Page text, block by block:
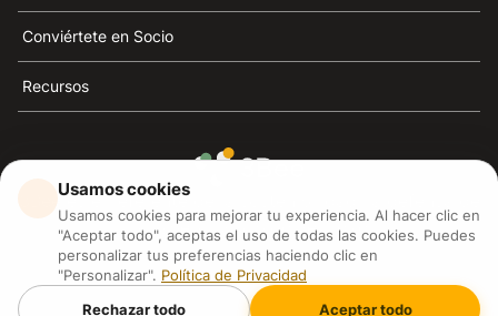
Conviértete en Socio
Recursos
3Bee es el referente de la sostenibilidad, la defensa de
las abejas y la biodiversidad
3Bee S.R.L Via Pastrengo 14, 20159, Milano (MI)
P.IVA: IT09711590969
3Bee GmbHSede legale: Oranienburger Straße 23, 10178
Usamos cookies
Usamos cookies para mejorar tu experiencia. Al hacer clic en
"Aceptar todo", aceptas el uso de todas las cookies. Puedes
personalizar tus preferencias haciendo clic en
"Personalizar". Política de Privacidad
Rechazar todo
Aceptar todo